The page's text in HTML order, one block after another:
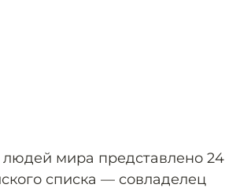
людей мира представлено 24
списка — совладелец